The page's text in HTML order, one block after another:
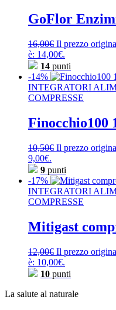
GoFlor
16,00€ Il prezzo
è: 14,00€.
14 punti
-14%
INTEGRATORI
COMPRESSE
Finocchio100
10,50€ Il prezzo
9,00€.
9 punti
-17%
INTEGRATORI
COMPRESSE
Mitigast
12,00€ Il prezzo
è: 10,00€.
10 punti
La salute al naturale